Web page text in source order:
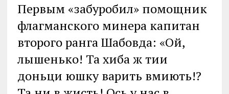
Первым «забуробил» помощник
флагманского минера капитан
второго ранга Шабовда: «Ой,
лышенько! Та хиба ж тии
доньци юшку варить вмиють!?